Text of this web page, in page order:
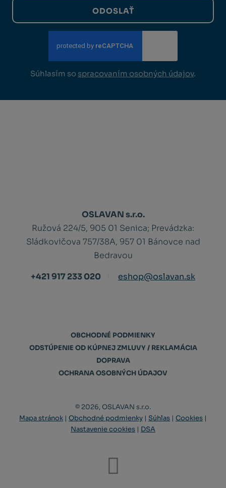
ODOSLAŤ
Súhlasím so spracovaním osobných údajov.
OSLAVAN s.r.o.
Ružová 224/5, 905 01 Senica; Prevádzka:
Sládkovičova 757/38A, 957 01 Bánovce nad
Bedravou
+421 917 233 020
eshop@oslavan.sk
OBCHODNÉ PODMIENKY
ODSTÚPENIE OD KÚPNEJ ZMLUVY / REKLAMÁCIA
DOPRAVA
OCHRANA OSOBNÝCH ÚDAJOV
© 2026, OSLAVAN s.r.o.
Mapa stránok | Obchodné podmienky | Súhlas | Cookies |
Nastavenie cookies | DSA